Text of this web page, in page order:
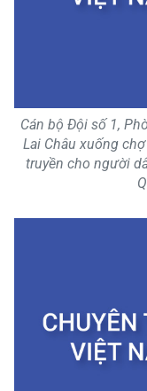
Cán bộ Đội số 1,
Lai Châu xuống
truyền cho người